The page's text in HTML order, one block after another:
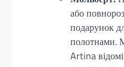
або
подарунок
полотнами.
Artina